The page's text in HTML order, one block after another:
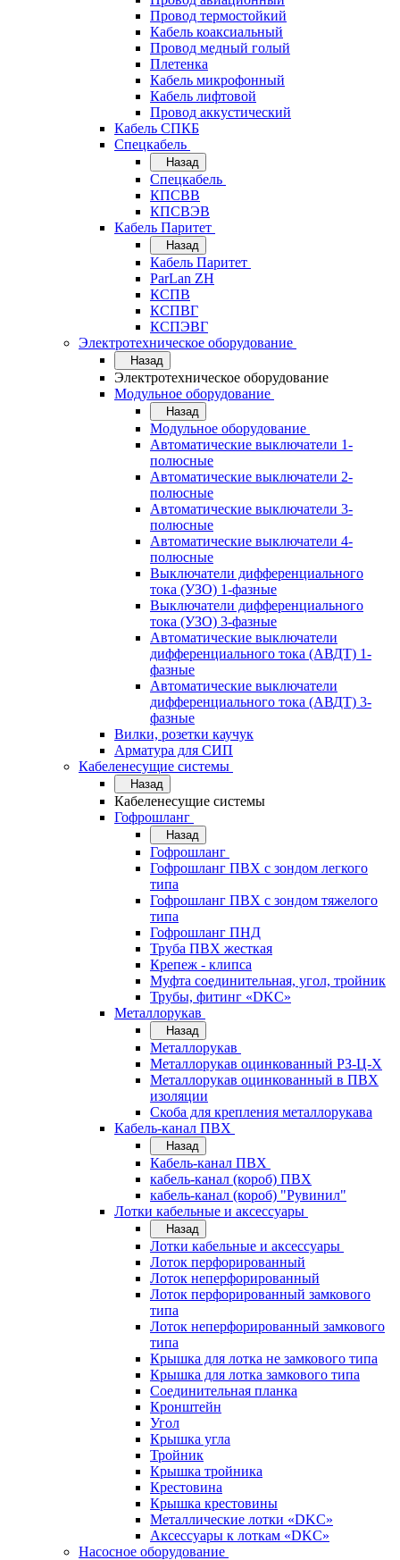
Провод термостойкий
Кабель коаксиальный
Провод медный голый
Плетенка
Кабель микрофонный
Кабель лифтовой
Провод аккустический
Кабель СПКБ
Спецкабель
Назад
Спецкабель
КПСВВ
КПСВЭВ
Кабель Паритет
Назад
Кабель Паритет
ParLan ZH
КСПВ
КСПВГ
КСПЭВГ
Электротехническое оборудование
Назад
Электротехническое оборудование
Модульное оборудование
Назад
Модульное оборудование
Автоматические выключатели 1-
полюсные
Автоматические выключатели 2-
полюсные
Автоматические выключатели 3-
полюсные
Автоматические выключатели 4-
полюсные
Выключатели дифференциального
тока (УЗО) 1-фазные
Выключатели дифференциального
тока (УЗО) 3-фазные
Автоматические выключатели
дифференциального тока (АВДТ) 1-
фазные
Автоматические выключатели
дифференциального тока (АВДТ) 3-
фазные
Вилки, розетки каучук
Арматура для СИП
Кабеленесущие системы
Назад
Кабеленесущие системы
Гофрошланг
Назад
Гофрошланг
Гофрошланг ПВХ с зондом легкого
типа
Гофрошланг ПВХ с зондом тяжелого
типа
Гофрошланг ПНД
Труба ПВХ жесткая
Крепеж - клипса
Муфта соединительная, угол, тройник
Трубы, фитинг «DKC»
Металлорукав
Назад
Металлорукав
Металлорукав оцинкованный РЗ-Ц-Х
Металлорукав оцинкованный в ПВХ
изоляции
Скоба для крепления металлорукава
Кабель-канал ПВХ
Назад
Кабель-канал ПВХ
кабель-канал (короб) ПВХ
кабель-канал (короб) "Рувинил"
Лотки кабельные и аксессуары
Назад
Лотки кабельные и аксессуары
Лоток перфорированный
Лоток неперфорированный
Лоток перфорированный замкового
типа
Лоток неперфорированный замкового
типа
Крышка для лотка не замкового типа
Крышка для лотка замкового типа
Соединительная планка
Кронштейн
Угол
Крышка угла
Тройник
Крышка тройника
Крестовина
Крышка крестовины
Металлические лотки «DKC»
Аксессуары к лоткам «DKC»
Насосное оборудование